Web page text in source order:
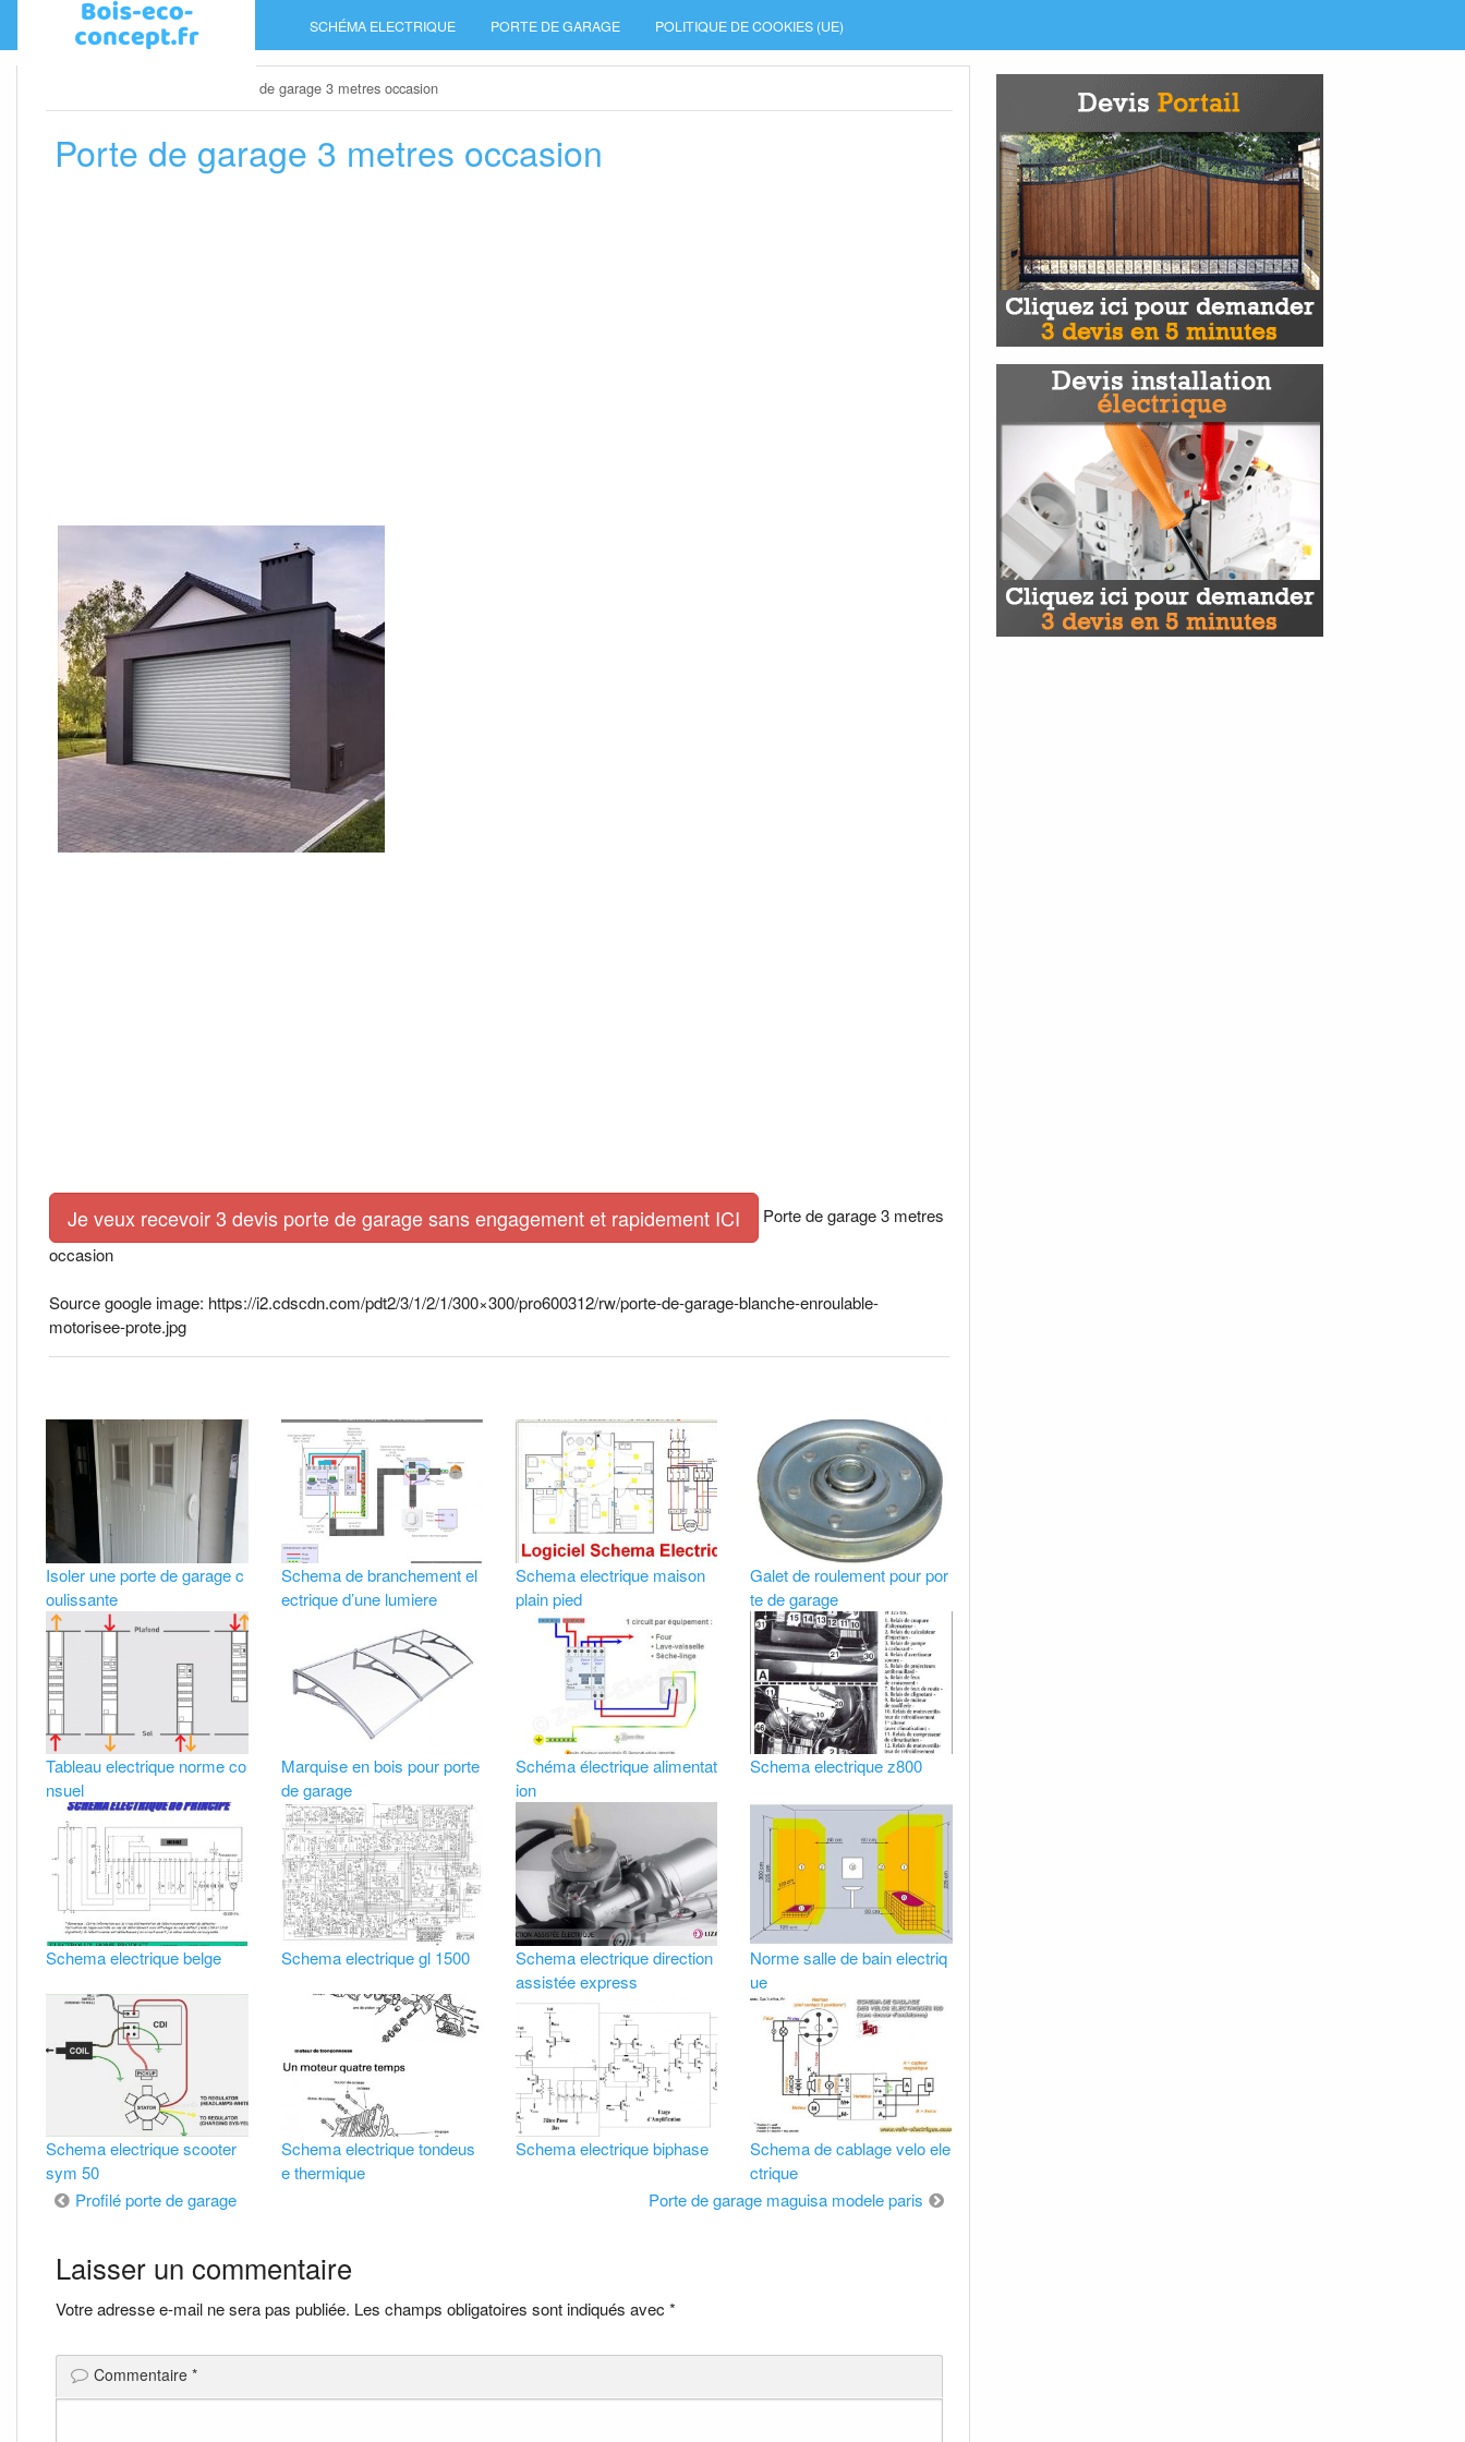
SCHÉMA ELECTRIQUE PORTE DE GARAGE POLITIQUE DE COOKIES (UE)
Porte de garage 3 metres occasion
Porte de garage 3 metres occasion
Je veux recevoir 3 devis porte de garage sans engagement et rapidement ICI
Porte de garage 3 metres
occasion
Source google image: https://i2.cdscdn.com/pdt2/3/1/2/1/300×300/pro600312/rw/porte-de-garage-blanche-enroulable-
motorisee-prote.jpg
Isoler une porte de garage c
oulissante
Schema de branchement el
ectrique d’une lumiere
Schema electrique maison
plain pied
Galet de roulement pour por
te de garage
Tableau electrique norme co
nsuel
Marquise en bois pour porte
de garage
Schéma électrique alimentat
ion
Schema electrique z800
Schema electrique belge Schema electrique gl 1500
Schema electrique direction
assistée express
Norme salle de bain electriq
ue
Schema electrique scooter
sym 50
Schema electrique tondeus
e thermique
Schema electrique biphase
Schema de cablage velo ele
ctrique
Navigation
de
l’article
Profilé porte de garage Porte de garage maguisa modele paris
Laisser un commentaire
Votre adresse e-mail ne sera pas publiée. Les champs obligatoires sont indiqués avec *
Commentaire *